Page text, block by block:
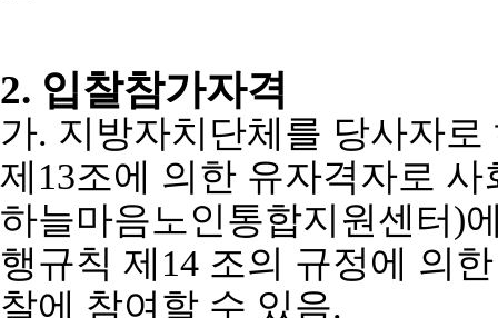
2. 입찰참가자격
가. 지방자치단체를 당사자
제 13조에 의한 유자격자로
하늘마음노인통합지원센터 )
행규칙 제 14 조의 규정에 의
찰에 참여할 수 있음.